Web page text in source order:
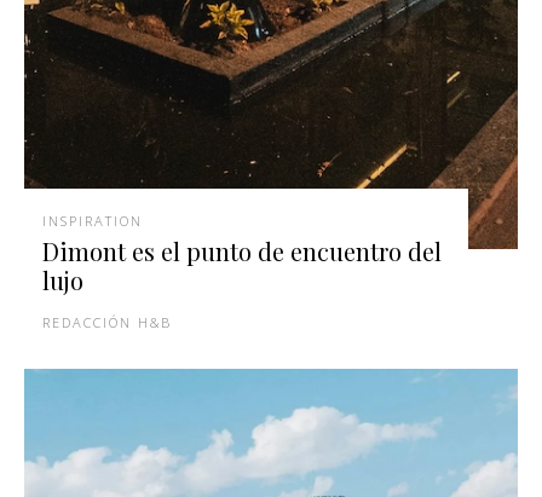
INSPIRATION
Dimont es el punto de encuentro del
lujo
REDACCIÓN H&B